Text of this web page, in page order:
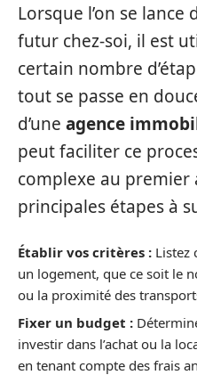
Lorsque l’on se
futur chez-soi, il est
certain nombre
tout se passe en
d’une agence
peut faciliter ce
complexe au premier
principales étapes à
Établir vos critères : Listez
un logement, que ce soit le
ou la proximité des
Fixer un budget :
investir dans l’achat ou la
en tenant compte des frais